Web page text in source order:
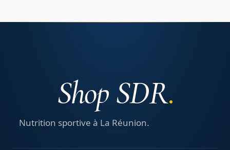
Shop SDR
Nutrition sportive à La Réunion.